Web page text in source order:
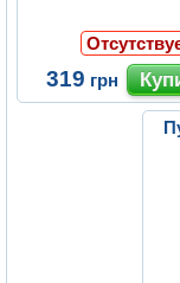
319 грн